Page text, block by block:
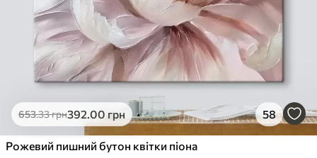
653.33грн392.00 грн 58
Рожевий пишний бутон квітки піона